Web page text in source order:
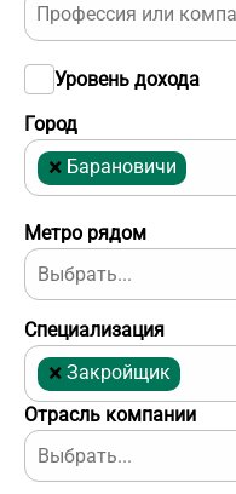
Отрасль компании
Город
× Барановичи
Уровень дохода
Метро рядом
Специализация
× Закройщик